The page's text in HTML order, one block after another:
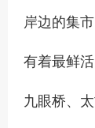
岸边的集
有着最鲜
九眼桥、